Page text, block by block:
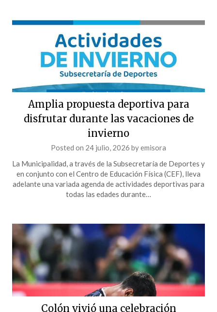
Amplia propuesta deportiva para
disfrutar durante las vacaciones de
invierno
Posted on 24 julio, 2026 byemisora
La Municipalidad, a través de la Subsecretaría de Deportes y
en conjunto con el Centro de Educación Física (CEF), lleva
adelante una variada agenda de actividades deportivas para
todas las edades durante…
Colón vivió una celebración